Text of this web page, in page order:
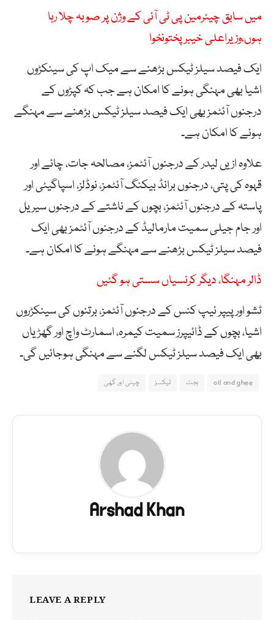
میں سابق چیئرمین پی ٹی آئی کے وژن پر صوبہ چلا رہا
ہوں،وزیراعلی خیبر پختونخوا
ایک فیصد سیلز ٹیکس بڑھنے سے میک اپ کی سینکڑوں
اشیا بھی مہنگی ہونے کا امکان ہے جب کہ کپڑوں کے
درجنوں آئٹمز بھی ایک فیصد سیلز ٹیکس بڑھنے سے مہنگے
ہونے کا امکان ہے۔
علاوہ ازیں لیدر کے درجنوں آئٹمز، مصالحہ جات، چائے اور
قہوہ کی پتی، درجنوں برانڈ بیکنگ آئٹمز، نوڈلز، اسپاگیٹی اور
پاستہ کے درجنوں آئٹمز، بچوں کے ناشتے کے درجنوں سیریل
اور جام جیلی سمیت مارمالیڈ کے درجنوں آئٹمز بھی ایک
فیصد سیلز ٹیکس بڑھنے سے مہنگے ہونے کا امکان ہے۔
ڈالر مہنگا، دیگر کرنسیاں سستی ہو گئیں
ٹشو اور پیپر نیپ کنس کے درجنوں آئٹمز، برتنوں کی سینکڑروں
اشیا، بچوں کے ڈائیپرز سمیت کیمرہ، اسمارٹ واچ اور گھڑیاں
بھی ایک فیصد سیلز ٹیکس لگنے سے مہنگی ہوجائیں گی۔
oil and ghee بجٹ ٹیکسز چینی اور گھی
Arshad Khan
LEAVE A REPLY